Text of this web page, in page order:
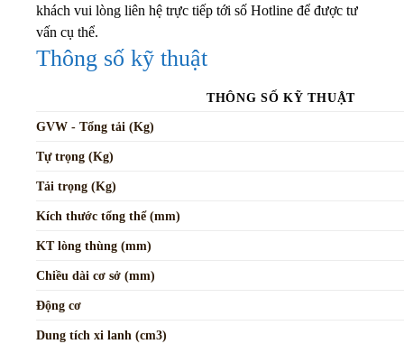
khách vui lòng liên hệ trực tiếp tới số Hotline để được tư
vấn cụ thể.
Thông số kỹ thuật
THÔNG SỐ KỸ THUẬT
GVW - Tổng tải (Kg)
Tự trọng (Kg)
Tải trọng (Kg)
Kích thước tổng thể (mm)
KT lòng thùng (mm)
Chiều dài cơ sở (mm)
Động cơ
Dung tích xi lanh (cm3)